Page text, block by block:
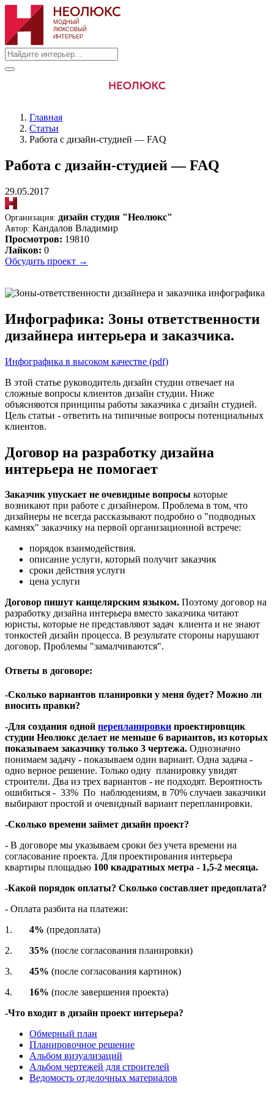
Главная
Статьи
Работа с дизайн-студией — FAQ
Работа с дизайн-студией — FAQ
29.05.2017
Организация: дизайн студия "Неолюкс"
Автор: Кандалов Владимир
Просмотров: 19810
Лайков: 0
Обсудить проект →
Инфографика: Зоны ответственности
дизайнера интерьера и заказчика.
Инфографика в высоком качестве (pdf)
В этой статье руководитель дизайн студии отвечает на
сложные вопросы клиентов дизайн студии. Ниже
объясняются принципы работы заказчика с дизайн студией.
Цель статьи - ответить на типичные вопросы потенциальных
клиентов.
Договор на разработку дизайна
интерьера не помогает
Заказчик упускает не очевидные вопросы которые
возникают при работе с дизайнером. Проблема в том, что
дизайнеры не всегда рассказывают подробно о "подводных
камнях" заказчику на первой организационной встрече:
порядок взаимодействия.
описание услуги, который получит заказчик
сроки действия услуги
цена услуги
Договор пишут канцелярским языком. Поэтому договор на
разработку дизайна интерьера вместо заказчика читают
юристы, которые не представляют задач клиента и не знают
тонкостей дизайн процесса. В результате стороны нарушают
договор. Проблемы "замалчиваются".
Ответы в договоре:
-Сколько вариантов планировки у меня будет? Можно ли
вносить правки?
-Для создания одной перепланировки проектировщик
студии Неолюкс делает не меньше 6 вариантов, из которых
показываем заказчику только 3 чертежа. Однозначно
понимаем задачу - показываем один вариант. Одна задача -
одно верное решение. Только одну планировку увидят
строители. Два из трех вариантов - не подходят. Вероятность
ошибиться - 33% По наблюдениям, в 70% случаев заказчики
выбирают простой и очевидный вариант перепланировки.
-Сколько времени займет дизайн проект?
- В договоре мы указываем сроки без учета времени на
согласование проекта. Для проектирования интерьера
квартиры площадью 100 квадратных метра - 1,5-2 месяца.
-Какой порядок оплаты? Сколько составляет предоплата?
- Оплата разбита на платежи:
1. 4% (предоплата)
2. 35% (после согласования планировки)
3. 45% (после согласования картинок)
4. 16% (после завершения проекта)
-Что входит в дизайн проект интерьера?
Обмерный план
Планировочное решение
Альбом визуализаций
Альбом чертежей для строителей
Ведомость отделочных материалов